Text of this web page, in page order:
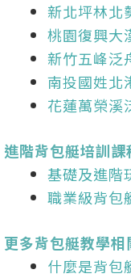
新北坪林北
桃園復興大
新竹五峰泛
南投國姓北
花蓮萬榮溪
進階背包艇培訓課
基礎及進階
職業級背包
更多背包艇教學相
什麼是背包